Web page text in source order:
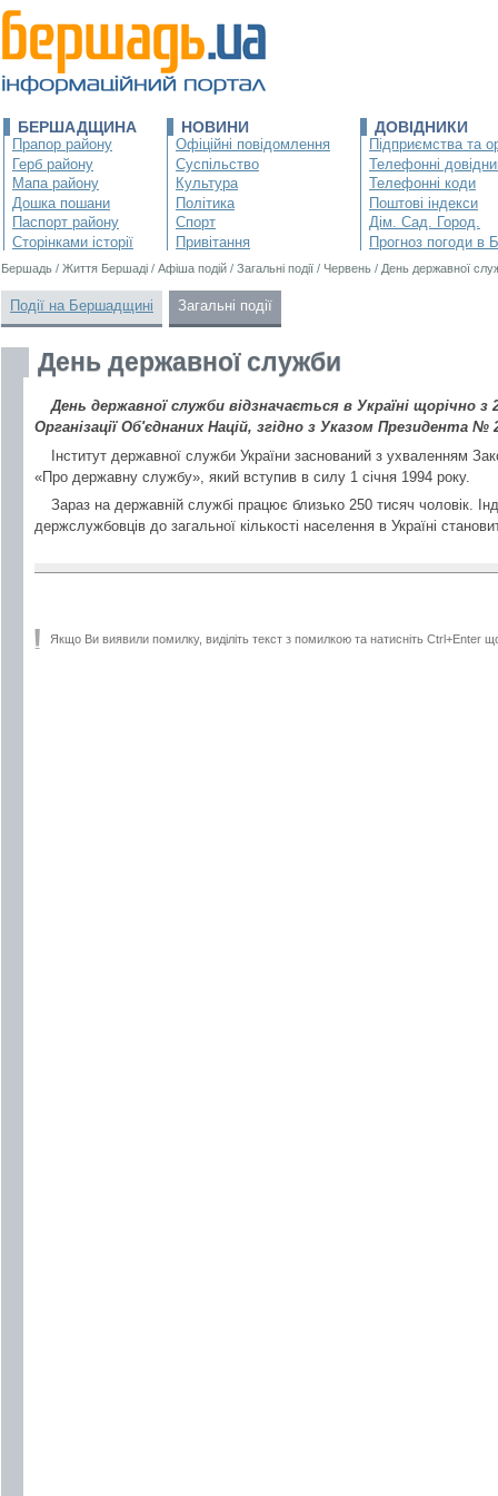
БЕРШАДЩИНА
Прапор району
Герб району
Мапа району
Дошка пошани
Паспорт району
Сторінками історії
НОВИНИ
Офіційні повідомлення
Суспільство
Культура
Політика
Спорт
Привітання
ДОВІДНИКИ
Підприємства та
Телефонні
Телефонні коди
Поштові індекси
Дім. Сад. Город.
Прогноз погоди в
Бершадь / Життя Бершаді / Афіша подій / Загальні події / Червень / День державної
Події на Бершадщині Загальні події
День державної служби
День державної служби відзначається в Україні щорічно з
Організації Об'єднаних Націй, згідно з Указом Президента №
Інститут державної служби України заснований з ухваленням
«Про державну службу», який вступив в силу 1 січня 1994 року.
Зараз на державній службі працює близько 250 тисяч чоловік.
держслужбовців до загальної кількості населення в Україні
Якщо Ви виявили помилку, виділіть текст з помилкою та натисніть Ctrl+Enter